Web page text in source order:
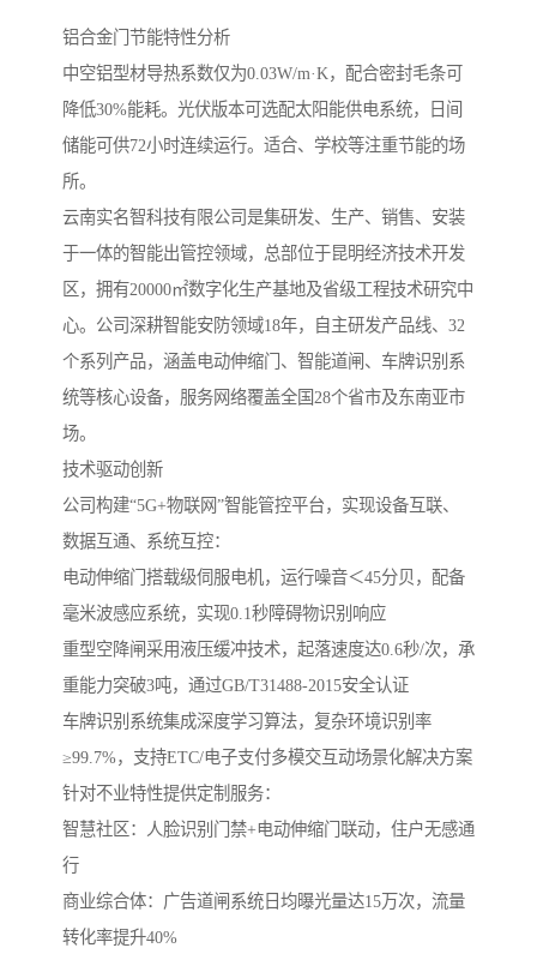
铝合金门节能特性分析‌
中空铝型材导热系数仅为0.03W/m·K，配合密封毛条可
降低30%能耗。光伏版本可选配太阳能供电系统，日间
储能可供72小时连续运行。适合、学校等注重节能的场
所。
云南实名智科技有限公司是集研发、生产、销售、安装
于一体的智能出管控领域，总部位于昆明经济技术开发
区，拥有20000㎡数字化生产基地及省级工程技术研究中
心。公司深耕智能安防领域18年，自主研发产品线、32
个系列产品，涵盖电动伸缩门、智能道闸、车牌识别系
统等核心设备，服务网络覆盖全国28个省市及东南亚市
场。
‌技术驱动创新‌
公司构建“5G+物联网”智能管控平台，实现设备互联、
数据互通、系统互控：
电动伸缩门搭载级伺服电机，运行噪音＜45分贝，配备
毫米波感应系统，实现0.1秒障碍物识别响应
重型空降闸采用液压缓冲技术，起落速度达0.6秒/次，承
重能力突破3吨，通过GB/T31488-2015安全认证
车牌识别系统集成深度学习算法，复杂环境识别率
≥99.7%，支持ETC/电子支付多模交互动场景化解决方案‌
针对不业特性提供定制服务：
‌智慧社区‌：人脸识别门禁+电动伸缩门联动，住户无感通
行
‌商业综合体‌：广告道闸系统日均曝光量达15万次，流量
转化率提升40%